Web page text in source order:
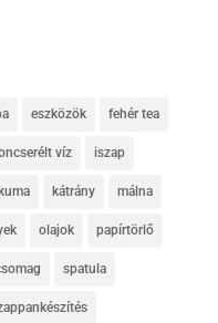
eszközök fehér tea
víz iszap
kátrány málna
olajok papírtörlő
spatula